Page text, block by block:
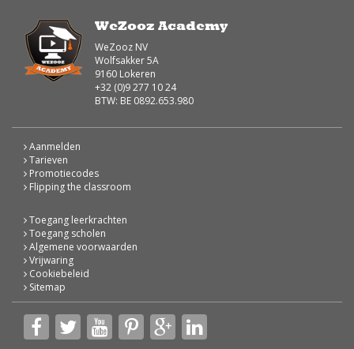
WeZooz Academy
WeZooz NV
Wolfsakker 5A
9160 Lokeren
+32 (0)9 277 10 24
BTW: BE 0892.653.980
Aanmelden
Tarieven
Promotiecodes
Flipping the classroom
Toegang leerkrachten
Toegang scholen
Algemene voorwaarden
Vrijwaring
Cookiebeleid
Sitemap